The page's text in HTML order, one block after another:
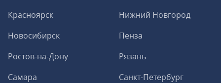
Красноярск
Нижний Новгород
Новосибирск
Пенза
Ростов-на-Дону
Рязань
Самара
Санкт-Петербург